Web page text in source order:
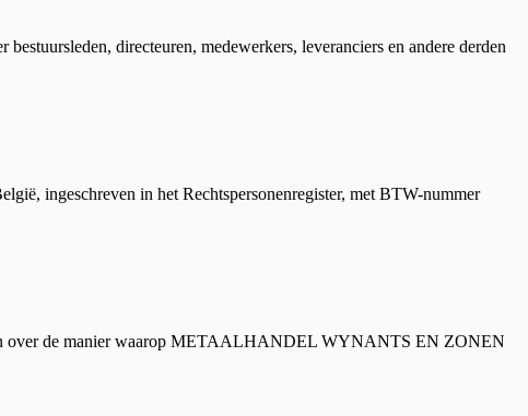
directeuren, medewerkers, leveranciers en andere derden
ingeschreven in het Rechtspersonenregister, met BTW-nummer
over de manier waarop METAALHANDEL WYNANTS EN ZONEN